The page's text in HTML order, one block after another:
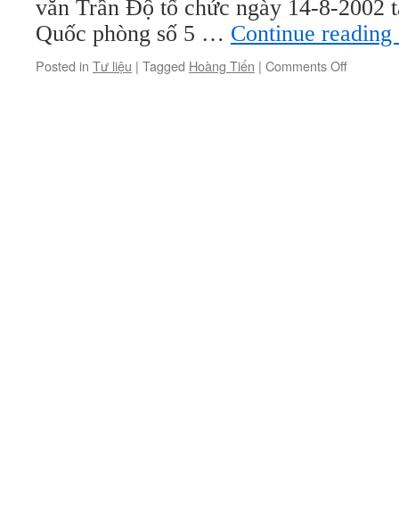
văn Trần Độ tổ chức ngày 14-8-2002
Quốc phòng số 5 … Continue reading
Posted in Tư liệu | Tagged Hoàng Tiến | Comments Offon